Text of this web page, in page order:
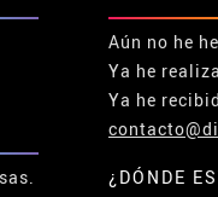
Aún no he
Ya he
Ya he
¿DÓNDE